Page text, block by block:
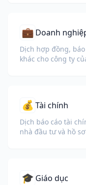
💼 Doanh
Dịch hợp đồng,
khác cho công ty
💰 Tài chính
Dịch báo cáo tài
nhà đầu tư và hồ
🎓 Giáo dục